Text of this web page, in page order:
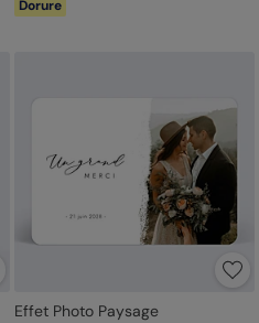
Dorure
Effet Photo Paysage